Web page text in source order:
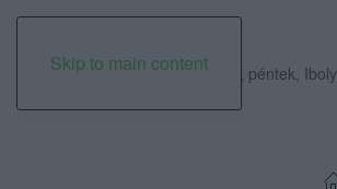
Skip to main content
2026. augusztus 07., péntek,